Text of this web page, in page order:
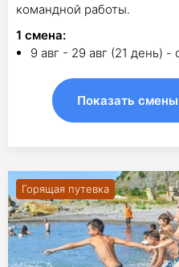
командной работы.
1 смена:
9 авг - 29 авг (21 день) -
Показать смены
Горящая путевка